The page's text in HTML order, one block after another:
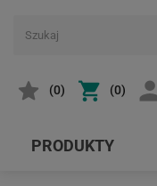
(0) (0)
PRODUKTY